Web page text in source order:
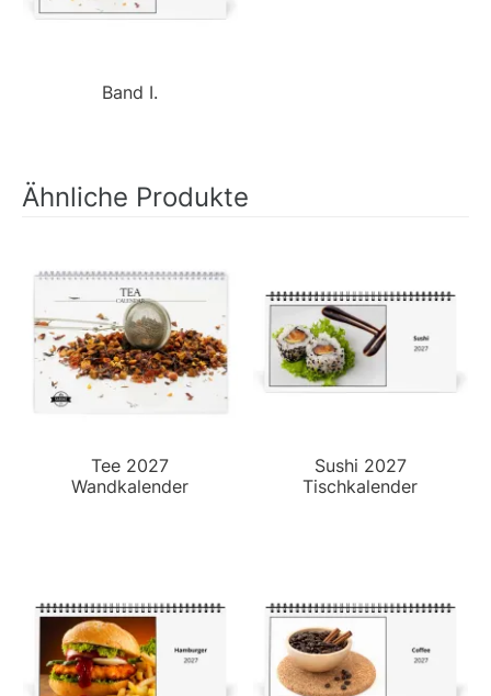
Band I.
Ähnliche Produkte
Tee 2027
Wandkalender
Sushi 2027
Tischkalender